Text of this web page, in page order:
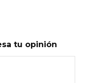
tu opinión